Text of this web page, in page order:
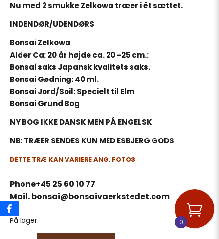
Nu med 2 smukke Zelkowa træer i ét sættet.
INDENDØR/UDENDØRS
Bonsai Zelkowa
Alder Ca: 20 år højde ca. 20 -25 cm.:
Bonsai saks Japansk kvalitets saks.
Bonsai Gødning: 40 ml.
Bonsai Jord/Soil: Specielt til Elm
Bonsai Grund Bog
NY BOG IKKE DANSK MEN PÅ ENGELSK
NB: TRÆER SENDES KUN MED ESBJERG GODS
DETTE TRÆ KAN VARIERE ANG. FOTOS
Phone+45 25 60 10 77
Mail. bonsai@bonsaivaerkstedet.com
På lager 0